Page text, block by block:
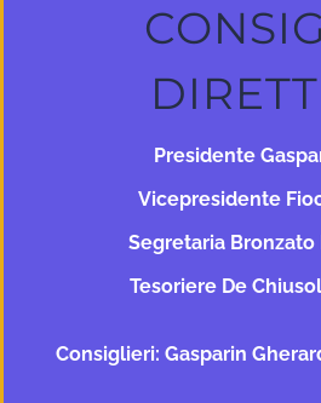
Presidente
Vicepresidente
Segretaria Bronzato
Tesoriere De
Consiglieri: Gasparin